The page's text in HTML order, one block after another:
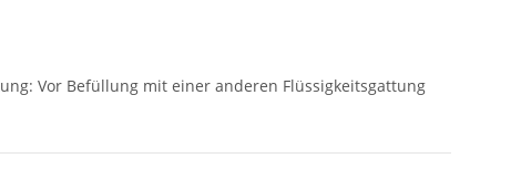
Vor Befüllung mit einer anderen Flüssigkeitsgattung